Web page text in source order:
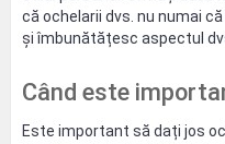
că ochelarii dvs. nu numai
și îmbunătățesc aspectul
Când este
Este important să dați jos